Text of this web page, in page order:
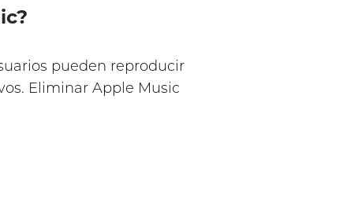
pueden reproducir
Eliminar Apple Music